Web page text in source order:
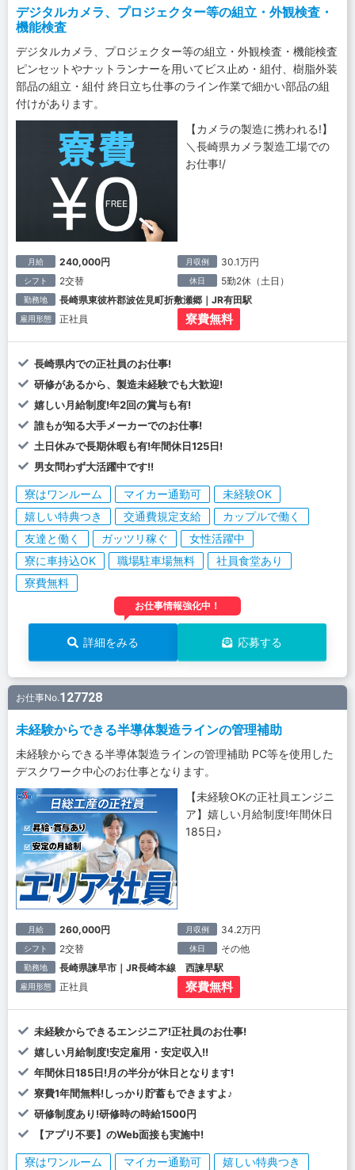
デジタルカメラ、プロジェクター等の組立・外観検査・
機能検査
デジタルカメラ、プロジェクター等の組立・外観検査・機能検査
ピンセットやナットランナーを用いてビス止め・組付、樹脂外装
部品の組立・組付 終日立ち仕事のライン作業で細かい部品の組
付けがあります。
【カメラの製造に携われる!】
＼長崎県カメラ製造工場での
お仕事!/
月給 240,000円 月収例 30.1万円
シフト 2交替 休日 5勤2休（土日）
勤務地 長崎県東彼杵郡波佐見町折敷瀬郷｜JR有田駅
雇用形態 正社員 寮費無料
長崎県内での正社員のお仕事!
研修があるから、製造未経験でも大歓迎!
嬉しい月給制度!年2回の賞与も有!
誰もが知る大手メーカーでのお仕事!
土日休みで長期休暇も有!年間休日125日!
男女問わず大活躍中です!!
寮はワンルーム マイカー通勤可
未経験OK
嬉しい特典つき
交通費規定支給
カップルで働く
友達と働く
ガッツリ稼ぐ
女性活躍中
寮に車持込OK
職場駐車場無料
社員食堂あり
寮費無料
お仕事情報強化中！
詳細をみる 応募する
お仕事No.127728
未経験からできる半導体製造ラインの管理補助
未経験からできる半導体製造ラインの管理補助 PC等を使用した
デスクワーク中心のお仕事となります。
【未経験OKの正社員エンジニ
ア】嬉しい月給制度!年間休日
185日♪
月給 260,000円 月収例 34.2万円
シフト 2交替 休日 その他
勤務地 長崎県諫早市｜JR長崎本線 西諫早駅
雇用形態 正社員 寮費無料
未経験からできるエンジニア!正社員のお仕事!
嬉しい月給制度!安定雇用・安定収入!!
年間休日185日!月の半分が休日となります!
寮費1年間無料!しっかり貯蓄もできますよ♪
研修制度あり!研修時の時給1500円
【アプリ不要】のWeb面接も実施中!
寮はワンルーム マイカー通勤可 嬉しい特典つき